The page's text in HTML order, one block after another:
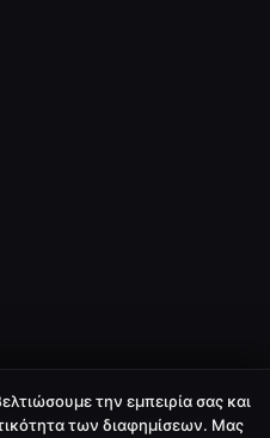
την εμπειρία σας και
των διαφημίσεων. Μας